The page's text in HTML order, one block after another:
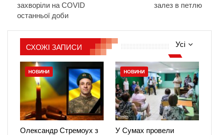
захворіли на COVID
останньої доби
залез в петлю
Усі
СХОЖІ ЗАПИСИ
НОВИНИ
Олександр Стремоух з
НОВИНИ
У Сумах провели